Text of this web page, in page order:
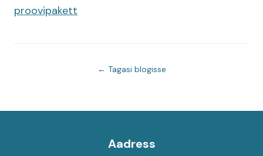
proovipakett
← Tagasi blogisse
Aadress